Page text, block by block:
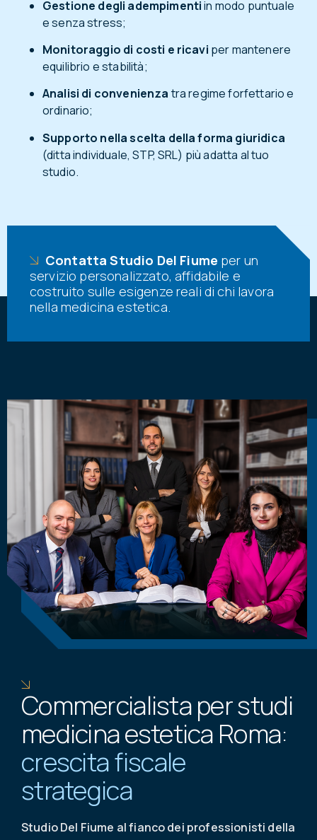
Gestione degli adempimentiin modo puntuale
e senza stress;
Monitoraggio di costi e ricavi per mantenere
equilibrio e stabilità;
Analisi di convenienza tra regime forfettario e
ordinario;
Supporto nella scelta della forma giuridica
(ditta individuale, STP, SRL) più adatta al tuo
studio.
Contatta Studio Del Fiume per un
servizio personalizzato, affidabile e
costruito sulle esigenze reali di chi lavora
nella medicina estetica.
Commercialista per studi
medicina estetica Roma:
crescita fiscale
strategica
Studio Del Fiume al fianco dei professionisti della